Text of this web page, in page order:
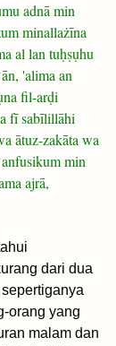
adnā min
minallażīna
al lan tuḥṣụhu
'alima an
fil-arḍi
fī sabīlillāhi
ātuz-zakāta wa
min
ajrā,
dari dua
orang yang
malam dan